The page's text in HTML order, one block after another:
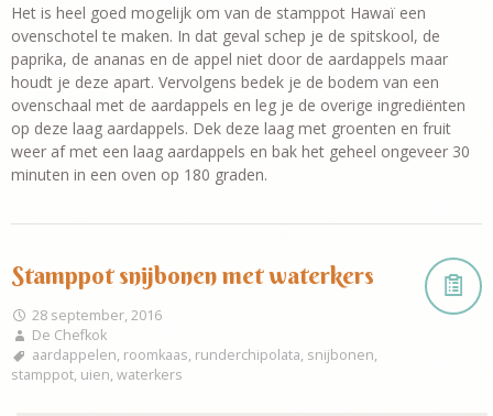
Het is heel goed mogelijk om van de stamppot Hawaï een
ovenschotel te maken. In dat geval schep je de spitskool, de
paprika, de ananas en de appel niet door de aardappels maar
houdt je deze apart. Vervolgens bedek je de bodem van een
ovenschaal met de aardappels en leg je de overige ingrediënten
op deze laag aardappels. Dek deze laag met groenten en fruit
weer af met een laag aardappels en bak het geheel ongeveer 30
minuten in een oven op 180 graden.
Stamppot snijbonen met waterkers
28 september, 2016
De Chefkok
aardappelen, roomkaas, runderchipolata, snijbonen,
stamppot, uien, waterkers